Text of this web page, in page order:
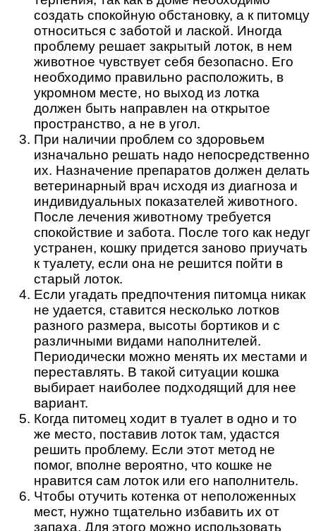
создать спокойную обстановку, а к питомцу
относиться с заботой и лаской. Иногда
проблему решает закрытый лоток, в нем
животное чувствует себя безопасно. Его
необходимо правильно расположить, в
укромном месте, но выход из лотка
должен быть направлен на открытое
пространство, а не в угол.
При наличии проблем со здоровьем
изначально решать надо непосредственно
их. Назначение препаратов должен делать
ветеринарный врач исходя из диагноза и
индивидуальных показателей животного.
После лечения животному требуется
спокойствие и забота. После того как недуг
устранен, кошку придется заново приучать
к туалету, если она не решится пойти в
старый лоток.
Если угадать предпочтения питомца никак
не удается, ставится несколько лотков
разного размера, высоты бортиков и с
различными видами наполнителей.
Периодически можно менять их местами и
переставлять. В такой ситуации кошка
выбирает наиболее подходящий для нее
вариант.
Когда питомец ходит в туалет в одно и то
же место, поставив лоток там, удастся
решить проблему. Если этот метод не
помог, вполне вероятно, что кошке не
нравится сам лоток или его наполнитель.
Чтобы отучить котенка от неположенных
мест, нужно тщательно избавить их от
запаха. Для этого можно использовать